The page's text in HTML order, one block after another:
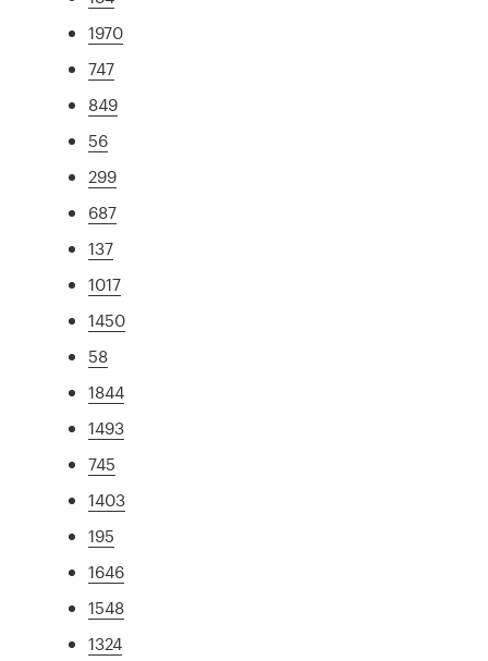
1970
747
849
56
299
687
137
1017
1450
58
1844
1493
745
1403
195
1646
1548
1324